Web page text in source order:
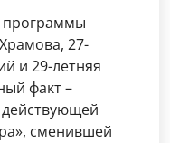
программы
27-
и 29-летняя
факт –
сменившей